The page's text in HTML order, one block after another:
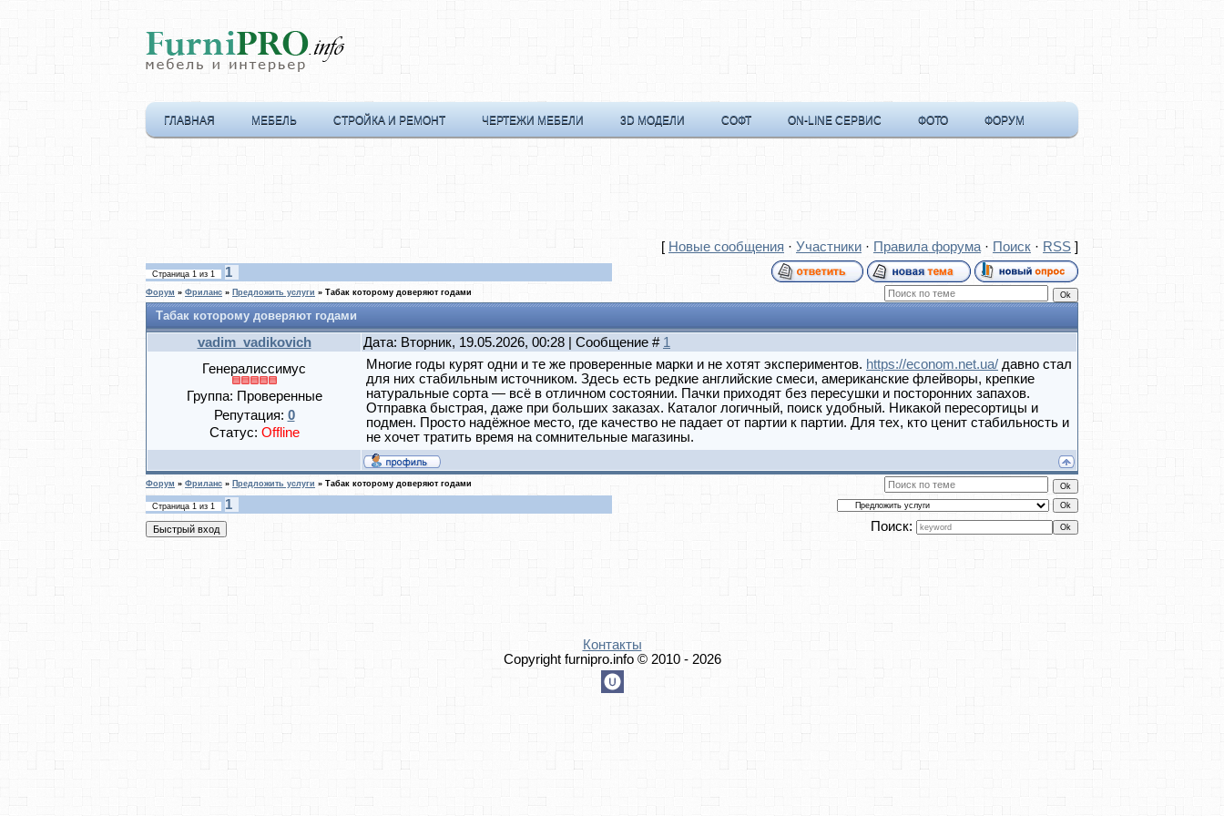
ГЛАВНАЯ МЕБЕЛЬ СТРОЙКА И РЕМОНТ ЧЕРТЕЖИ МЕБЕЛИ 3D МОДЕЛИ СОФТ ON-LINE СЕРВИС ФОТО ФОРУМ
[ Новые сообщения · Участники · Правила форума · Поиск · RSS]
Страница 1 из 1 1
Форум » Фриланс » Предложить услуги » Табак которому доверяют годами
Табак которому доверяют годами
vadim_vadikovich Дата: Вторник, 19.05.2026, 00:28 | Сообщение # 1
Генералиссимус
Группа: Проверенные
Репутация: 0
Статус: Offline
Многие годы курят одни и те же проверенные марки и не хотят экспериментов. https://econom.net.ua/ давно стал
для них стабильным источником. Здесь есть редкие английские смеси, американские флейворы, крепкие
натуральные сорта — всё в отличном состоянии. Пачки приходят без пересушки и посторонних запахов.
Отправка быстрая, даже при больших заказах. Каталог логичный, поиск удобный. Никакой пересортицы и
подмен. Просто надёжное место, где качество не падает от партии к партии. Для тех, кто ценит стабильность и
не хочет тратить время на сомнительные магазины.
Форум » Фриланс » Предложить услуги » Табак которому доверяют годами
Страница 1 из 1
1
Поиск:
Контакты
Copyright furnipro.info © 2010 - 2026